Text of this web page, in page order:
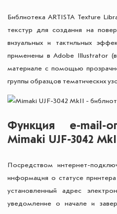
Библиотека ARTISTA Texture
текстур для создания на
визуальных и тактильных
применены в Adobe Illustrator
материале с помощью
группы образцов тематических
Функция e-mail-
Mimaki UJF-3042
Посредством интернет-
информация о статусе
установленный адрес
уведомление о начале и